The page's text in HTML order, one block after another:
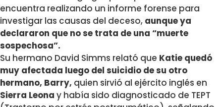
encuentra realizando un informe forense para
investigar las causas del deceso, aunque ya
declararon que no se trata de una “muerte
sospechosa”.
Su hermano David Simms relató que Katie quedó
muy afectada luego del suicidio de su otro
hermano, Barry, quien sirvió al ejército inglés en
Sierra Leona y había sido diagnosticado de TEPT